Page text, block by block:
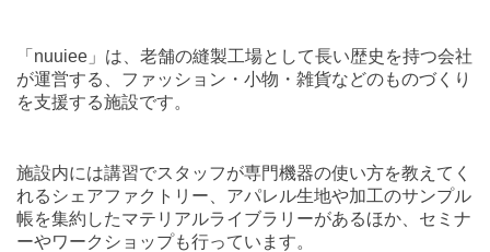
「 nuuiee 」は、老舗の縫製工場として長い歴史を持つ会社
が運営する、ファッション・小物・雑貨などのものづくり
を支援する施設です。
施設内には講習でスタッフが専門機器の使い方を教えてく
れるシェアファクトリー、アパレル生地や加工のサンプル
帳を集約したマテリアルライブラリーがあるほか、セミナ
ーやワークショップも行っています。